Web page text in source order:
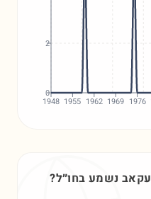
1948 1955 1962 1969 1976
0
2
עקאב נשמע בחו״ל?